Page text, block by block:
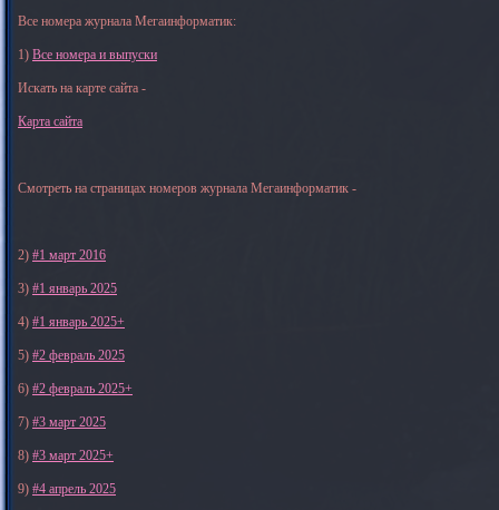
Все номера журнала Мегаинформатик:
1) Все номера и выпуски
Искать на карте сайта -
Карта сайта
Смотреть на страницах номеров журнала Мегаинформатик -
2) #1 март 2016
3) #1 январь 2025
4) #1 январь 2025+
5) #2 февраль 2025
6) #2 февраль 2025+
7) #3 март 2025
8) #3 март 2025+
9) #4 апрель 2025